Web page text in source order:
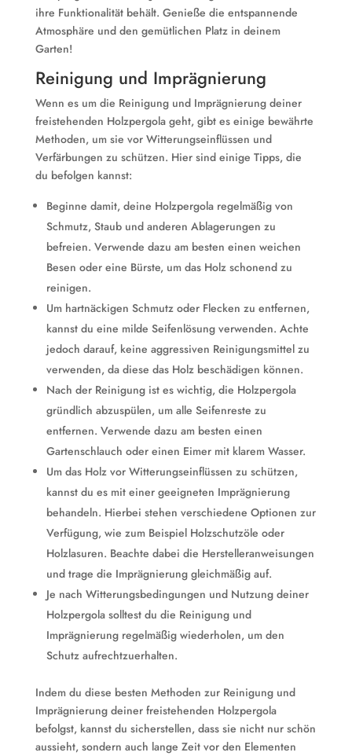
ihre Funktionalität behält. Genieße die entspannende
Atmosphäre und den gemütlichen Platz in deinem
Garten!
Reinigung und Imprägnierung
Wenn es um die Reinigung und Imprägnierung deiner
freistehenden Holzpergola geht, gibt es einige bewährte
Methoden, um sie vor Witterungseinflüssen und
Verfärbungen zu schützen. Hier sind einige Tipps, die
du befolgen kannst:
Beginne damit, deine Holzpergola regelmäßig von
Schmutz, Staub und anderen Ablagerungen zu
befreien. Verwende dazu am besten einen weichen
Besen oder eine Bürste, um das Holz schonend zu
reinigen.
Um hartnäckigen Schmutz oder Flecken zu entfernen,
kannst du eine milde Seifenlösung verwenden. Achte
jedoch darauf, keine aggressiven Reinigungsmittel zu
verwenden, da diese das Holz beschädigen können.
Nach der Reinigung ist es wichtig, die Holzpergola
gründlich abzuspülen, um alle Seifenreste zu
entfernen. Verwende dazu am besten einen
Gartenschlauch oder einen Eimer mit klarem Wasser.
Um das Holz vor Witterungseinflüssen zu schützen,
kannst du es mit einer geeigneten Imprägnierung
behandeln. Hierbei stehen verschiedene Optionen zur
Verfügung, wie zum Beispiel Holzschutzöle oder
Holzlasuren. Beachte dabei die Herstelleranweisungen
und trage die Imprägnierung gleichmäßig auf.
Je nach Witterungsbedingungen und Nutzung deiner
Holzpergola solltest du die Reinigung und
Imprägnierung regelmäßig wiederholen, um den
Schutz aufrechtzuerhalten.
Indem du diese besten Methoden zur Reinigung und
Imprägnierung deiner freistehenden Holzpergola
befolgst, kannst du sicherstellen, dass sie nicht nur schön
aussieht, sondern auch lange Zeit vor den Elementen